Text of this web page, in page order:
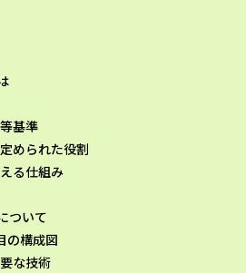
基準
められた役割
る仕組み
ついて
の構成図
な技術